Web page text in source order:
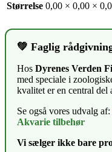
Størrelse 0,00 × 0,00 ×
💚 Faglig
Hos Dyrenes Verden
med speciale i
kvalitet er en central del
Se også vores udvalg af:
Akvarie tilbehør
Vi sælger ikke bare